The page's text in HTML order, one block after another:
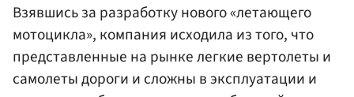
Взявшись за разработку нового «летающего
мотоцикла», компания исходила из того, что
представленные на рынке легкие вертолеты и
самолеты дороги и сложны в эксплуатации и